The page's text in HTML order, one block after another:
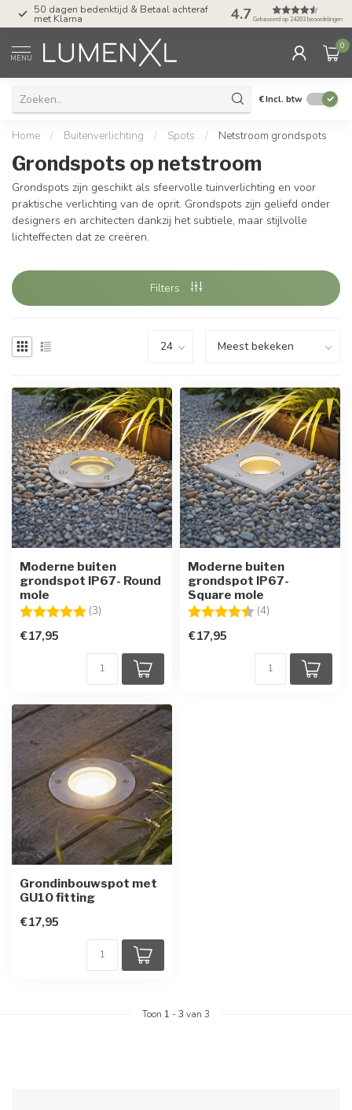
50 dagen bedenktijd & Betaal achteraf
met Klarna
Tel: ma-do tot
17.00 uur
4.7 Gebaseerd op 24393 beoordelingen
MENU
0
€Incl. btw
Home / Buitenverlichting / Spots / Netstroom grondspots
Grondspots op netstroom
Grondspots zijn geschikt als sfeervolle tuinverlichting en voor
praktische verlichting van de oprit. Grondspots zijn geliefd onder
designers en architecten dankzij het subtiele, maar stijlvolle
lichteffecten dat ze creëren.
Filters
Moderne buiten
grondspot IP67- Round
mole
Beoordeling: (3)
€17,95
Moderne buiten
grondspot IP67-
Square mole
Beoordeling: (4)
€17,95
Grondinbouwspot met
GU10 fitting
€17,95
Toon 1 - 3 van 3